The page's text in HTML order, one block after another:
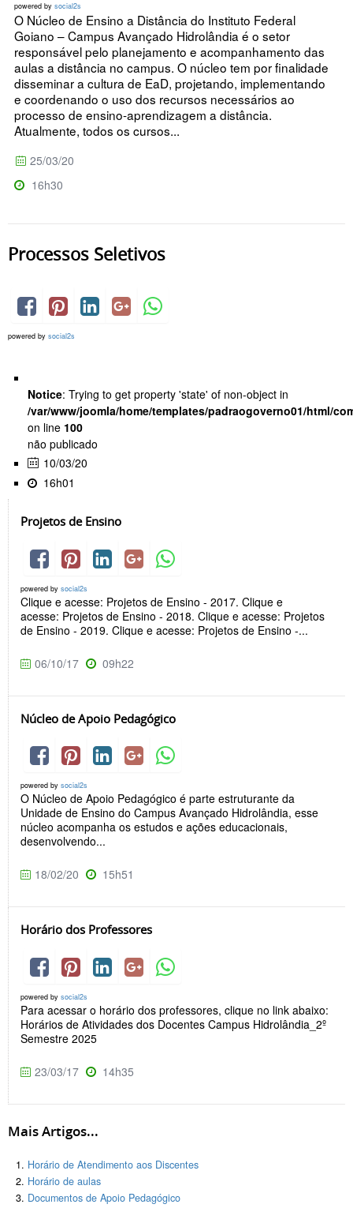
powered by social2s
O Núcleo de Ensino a Distância do Instituto Federal
Goiano – Campus Avançado Hidrolândia é o setor
responsável pelo planejamento e acompanhamento das
aulas a distância no campus. O núcleo tem por finalidade
disseminar a cultura de EaD, projetando, implementando
e coordenando o uso dos recursos necessários ao
processo de ensino-aprendizagem a distância.
Atualmente, todos os cursos...
25/03/20
16h30
Processos Seletivos
powered by social2s
Notice: Trying to get property 'state' of non-object in
/var/www/joomla/home/templates/padraogoverno01/html/
on line 100
não publicado
10/03/20
16h01
Projetos de Ensino
powered by social2s
Clique e acesse: Projetos de Ensino - 2017. Clique e
acesse: Projetos de Ensino - 2018. Clique e acesse: Projetos
de Ensino - 2019. Clique e acesse: Projetos de Ensino -...
06/10/17 09h22
Núcleo de Apoio Pedagógico
powered by social2s
O Núcleo de Apoio Pedagógico é parte estruturante da
Unidade de Ensino do Campus Avançado Hidrolândia, esse
núcleo acompanha os estudos e ações educacionais,
desenvolvendo...
18/02/20 15h51
Horário dos Professores
powered by social2s
Para acessar o horário dos professores, clique no link abaixo:
Horários de Atividades dos Docentes Campus Hidrolândia_2º
Semestre 2025
23/03/17 14h35
Mais Artigos...
Horário de Atendimento aos Discentes
Horário de aulas
Documentos de Apoio Pedagógico